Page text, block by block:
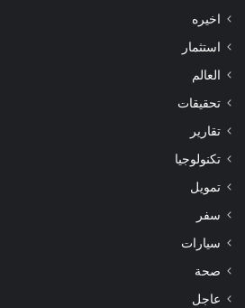
اخيره
استثمار
العالم
تحقيقات
تقارير
تكنولوجيا
تمويل
سفر
سيارات
صحة
عاجل